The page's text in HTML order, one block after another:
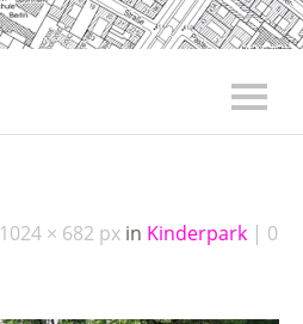
1024 × 682 px in Kinderpark
0